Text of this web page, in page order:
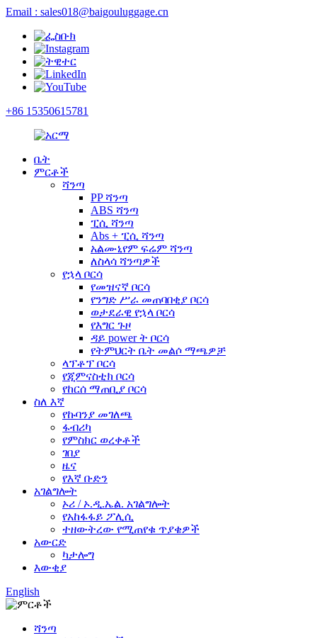
Email : sales018@baigouluggage.cn
+86 15350615781
ቤት
ምርቶች
ሻንጣ
PP ሻንጣ
ABS ሻንጣ
ፒሲ ሻንጣ
Abs + ፒሲ ሻንጣ
አልሙኒየም ፍሬም ሻንጣ
ለስላሳ ሻንጣዎች
የኋላ ቦርሳ
የመዝናኛ ቦርሳ
የንግድ ሥራ መጠባበቂያ ቦርሳ
ወታደራዊ የኋላ ቦርሳ
የእግር ጉዞ
ዳይ power ት ቦርሳ
የትምህርት ቤት መልሶ ማጫዎቻ
ላፕቶፕ ቦርሳ
የጂምናስቲክ ቦርሳ
የከርሰ ማጠቢያ ቦርሳ
ስለ እኛ
የኩባንያ መገለጫ
ፋብሪካ
የምስክር ወረቀቶች
ገበያ
ዜና
የእኛ ቡድን
አገልግሎት
ኦሪ / ኦ.ዲ.ኤል. አገልግሎት
የአከፋፋይ ፖሊሲ
ተዘውትረው የሚጠየቁ ጥያቄዎች
አውርድ
ካታሎግ
እውቂያ
English
ሻንጣ